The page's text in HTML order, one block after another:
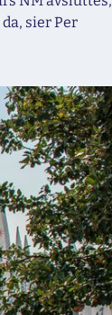
sier Per